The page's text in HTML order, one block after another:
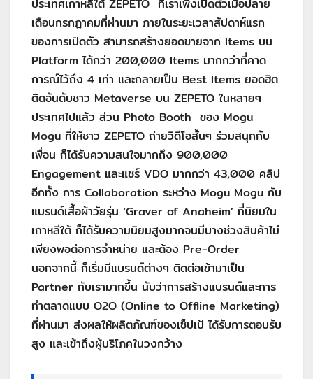
ประเทศเกาหลีใต้ ZEPETO ที่เราเพิ่งเปิดตัวเมื่อปลาย
เดือนกรกฎาคมที่ผ่านมา ภายในระยะเวลาสัปดาห์แรก
ของการเปิดตัว สามารถสร้างยอดขายจาก Items บน
Platform ได้กว่า 200,000 Items มากกว่าที่คาด
การณ์ไว้ถึง 4 เท่า และกลายเป็น Best Items ยอดฮิต
ติดอันดับชาว Metaverse บน ZEPETO ในหลายๆ
ประเทศไปแล้ว ส่วน Photo Booth ของ Mogu
Mogu ที่ให้ชาว ZEPETO ถ่ายวิดีโอสั้นๆ ร่วมสนุกกับ
เพื่อน ก็ได้รับความสนใจมากถึง 900,000
Engagement และแชร์ VDO มากกว่า 43,000 คลิป
อีกทั้ง การ Collaboration ระหว่าง Mogu Mogu กับ
แบรนด์เสื้อผ้าวัยรุ่น ‘Graver of Anaheim’ ที่นิยมใน
เกาหลีใต้ ก็ได้รับความนิยมสูงมากจนมีบางช่วงสินค้าไม่
เพียงพอต่อการจำหน่าย และต้อง Pre-Order
นอกจากนี้ ก็เริ่มมีแบรนด์ต่างๆ ติดต่อเข้ามาเป็น
Partner กับเรามากขึ้น นับว่าการสร้างแบรนด์และการ
ทำตลาดแบบ O2O (Online to Offline Marketing)
ที่ผ่านมา ส่งผลให้ผลิตภัณฑ์ของเซ็ปเป้ ได้รับการตอบรับ
สูง และเข้าถึงผู้บริโภคในวงกว้าง